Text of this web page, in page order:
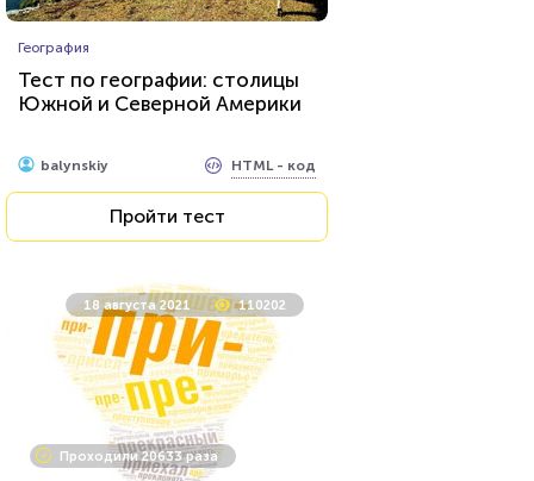
География
Тест по географии: столицы
Южной и Северной Америки
balynskiy HTML - код
Пройти тест
18 августа 2021 110202
Проходили 20633 раза